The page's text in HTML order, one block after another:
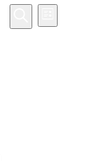
Zoeken
Zoeken